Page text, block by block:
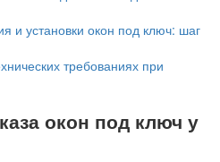
и установки окон под ключ: шаг
требованиях при
окон под ключ у